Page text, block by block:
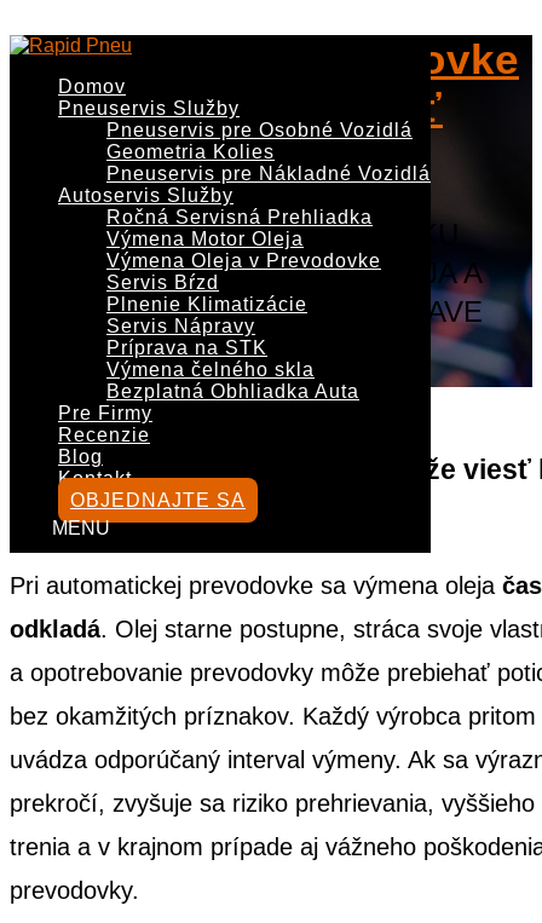
0902 299 073 servis@rapidpneu.sk
Domov
Pneuservis Služby
Pneuservis pre Osobné Vozidlá
Geometria Kolies
Pneuservis pre Nákladné Vozidlá
Autoservis Služby
Ročná Servisná Prehliadka
Výmena Motor Oleja
Výmena Oleja v Prevodovke
Servis Bŕzd
Plnenie Klimatizácie
Servis Nápravy
Príprava na STK
Výmena čelného skla
Bezplatná Obhliadka Auta
Pre Firmy
Recenzie
Blog
Kontakt
OBJEDNAJTE SA
Vyberte stranu
Meniť olej v prevodovke
alebo to ešte nechať
OCHRÁŇTE PREVODOVKU
VČASNOU VÝMENOU OLEJA A
VYHNITE SA DRAHEJ OPRAVE
OBJEDNAJTE SA
Ignorovaný interval výmeny môže viesť
drahej oprave
Pri automatickej prevodovke sa výmena oleja
odkladá. Olej starne postupne, stráca svoje
a opotrebovanie prevodovky môže prebiehať
bez okamžitých príznakov. Každý výrobca pritom
uvádza odporúčaný interval výmeny. Ak sa
prekročí, zvyšuje sa riziko prehrievania, vyššieho
trenia a v krajnom prípade aj vážneho
prevodovky.